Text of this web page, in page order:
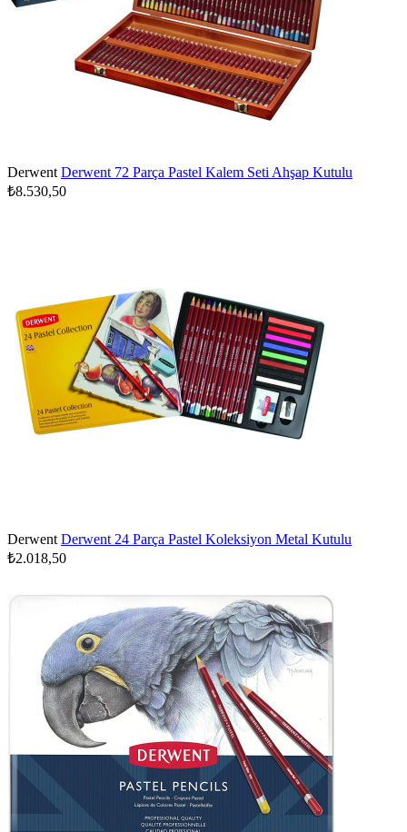
Derwent Derwent 72 Parça Pastel Kalem Seti Ahşap Kutulu
₺8.530,50
Derwent Derwent 24 Parça Pastel Koleksiyon Metal Kutulu
₺2.018,50